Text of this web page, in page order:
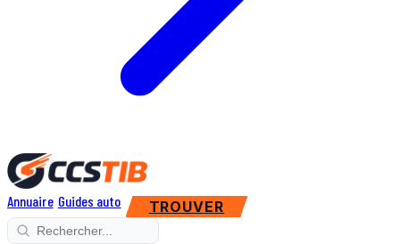
Annuaire Guides auto TROUVER